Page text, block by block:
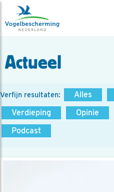
Actueel
Verfijn resultaten: Alles
Verdieping
Opinie
Podcast